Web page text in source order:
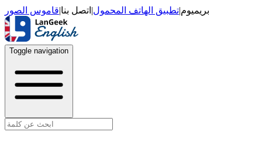
بريميوم|تطبيق الهاتف المحمول| اتصل بنا|قاموس الصور
Toggle navigation